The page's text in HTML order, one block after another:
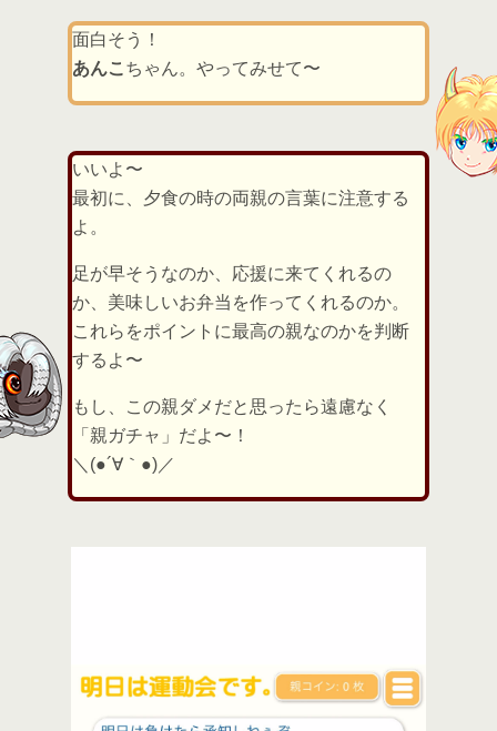
面白そう！
あんこ ちゃん。やってみせて〜
いいよ〜
最初に、夕食の時の両親の言葉に注意する
よ。
足が早そうなのか、応援に来てくれるの
か、美味しいお弁当を作ってくれるのか。
これらをポイントに最高の親なのかを判断
するよ〜
もし、この親ダメだと思ったら遠慮なく
「親ガチャ」だよ〜！
＼(●´∀｀●)／